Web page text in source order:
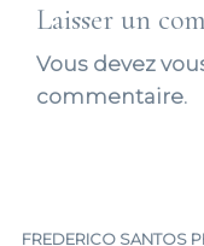
Laisser un
Vous devez
commentaire.
FREDERICO SANTOS